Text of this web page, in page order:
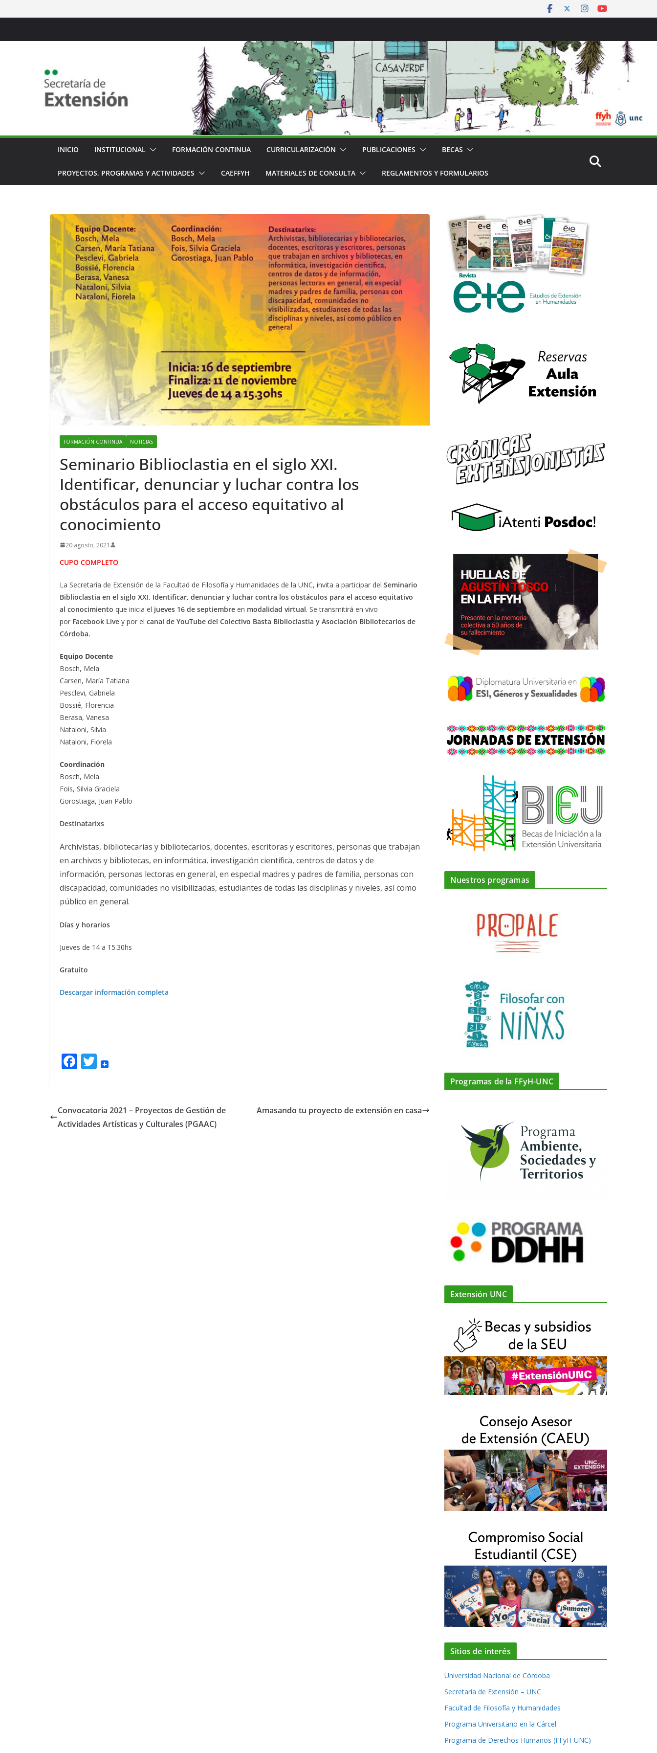
al
INICIO INSTITUCIONAL FORMACIÓN CONTINUA CURRICULARIZACIÓN PUBLICACIONES BECAS
PROYECTOS, PROGRAMAS Y ACTIVIDADES CAEFFYH MATERIALES DE CONSULTA REGLAMENTOS Y FORMULARIOS
FORMACIÓN CONTINUA NOTICIAS
Seminario Biblioclastia en el siglo XXI.
Identificar, denunciar y luchar contra los
obstáculos para el acceso equitativo al
conocimiento
20 agosto, 2021
CUPO COMPLETO
La Secretaría de Extensión de la Facultad de Filosofía y Humanidades de la UNC, invita a participar del Seminario
Biblioclastia en el siglo XXI. Identificar, denunciar y luchar contra los obstáculos para el acceso equitativo
al conocimiento que inicia el jueves 16 de septiembre en modalidad virtual. Se transmitirá en vivo
por Facebook Live y por el canal de YouTube del Colectivo Basta Biblioclastia y Asociación Bibliotecarios de
Córdoba.
Equipo Docente
Bosch, Mela
Carsen, María Tatiana
Pesclevi, Gabriela
Bossié, Florencia
Berasa, Vanesa
Nataloni, Silvia
Nataloni, Fiorela
Coordinación
Bosch, Mela
Fois, Silvia Graciela
Gorostiaga, Juan Pablo
Destinatarixs
Archivistas, bibliotecarias y bibliotecarios, docentes, escritoras y escritores, personas que trabajan
en archivos y bibliotecas, en informática, investigación científica, centros de datos y de
información, personas lectoras en general, en especial madres y padres de familia, personas con
discapacidad, comunidades no visibilizadas, estudiantes de todas las disciplinas y niveles, así como
público en general.
Días y horarios
Jueves de 14 a 15.30hs
Gratuito
Descargar información completa
F
b
o
T
er
Convocatoria 2021 – Proyectos de Gestión de
Actividades Artísticas y Culturales (PGAAC)
Amasando tu proyecto de extensión en casa
Nuestros programas
Programas de la FFyH-UNC
Extensión UNC
Sitios de interés
Universidad Nacional de Córdoba
Secretaría de Extensión – UNC
Facultad de Filosofía y Humanidades
Programa Universitario en la Cárcel
Programa de Derechos Humanos (FFyH-UNC)